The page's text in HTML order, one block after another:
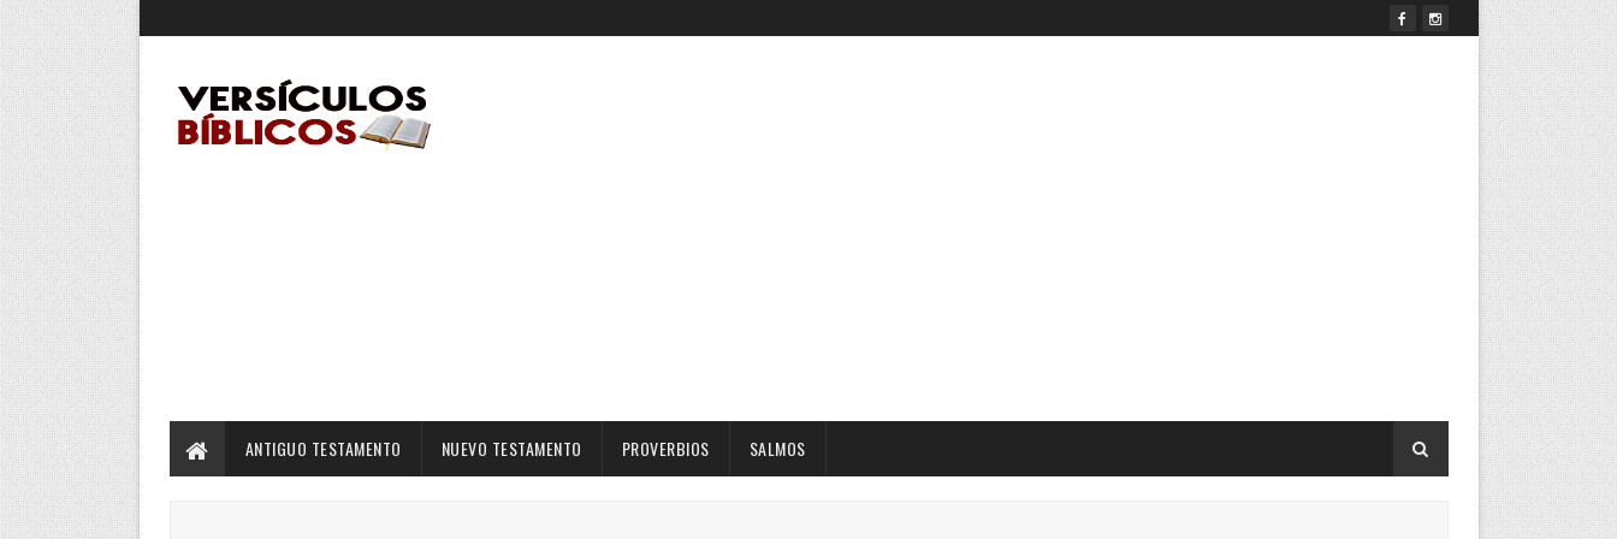
ANTIGUO TESTAMENTO NUEVO TESTAMENTO PROVERBIOS SALMOS